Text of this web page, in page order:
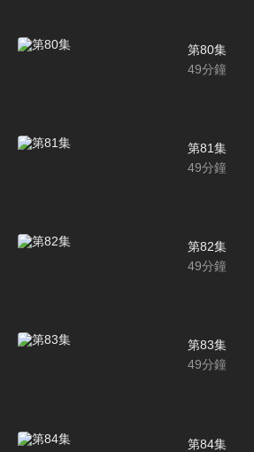
第80集
49分鐘
第81集
49分鐘
第82集
49分鐘
第83集
49分鐘
第84集